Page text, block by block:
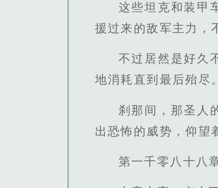
这些坦克和装甲
援过来的敌军主力，
不过居然是好久
地消耗直到最后殆尽。
刹那间，那圣人
出恐怖的威势，仰望
第一千零八十八